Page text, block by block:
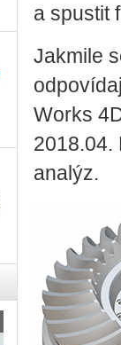
a spustit
Jakmile
Works
2018.04.
analýz.